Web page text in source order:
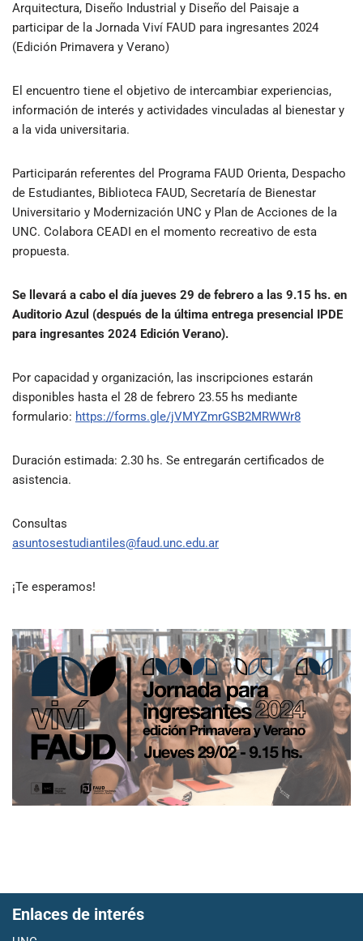
Arquitectura, Diseño Industrial y Diseño del Paisaje a
participar de la Jornada Viví FAUD para ingresantes 2024
(Edición Primavera y Verano)
El encuentro tiene el objetivo de intercambiar experiencias,
información de interés y actividades vinculadas al bienestar y
a la vida universitaria.
Participarán referentes del Programa FAUD Orienta, Despacho
de Estudiantes, Biblioteca FAUD, Secretaría de Bienestar
Universitario y Modernización UNC y Plan de Acciones de la
UNC. Colabora CEADI en el momento recreativo de esta
propuesta.
Se llevará a cabo el día jueves 29 de febrero a las 9.15 hs. en
Auditorio Azul (después de la última entrega presencial IPDE
para ingresantes 2024 Edición Verano).
Por capacidad y organización, las inscripciones estarán
disponibles hasta el 28 de febrero 23.55 hs mediante
formulario: https://forms.gle/jVMYZmrGSB2MRWWr8
Duración estimada: 2.30 hs. Se entregarán certificados de
asistencia.
Consultas
asuntosestudiantiles@faud.unc.edu.ar
¡Te esperamos!
Enlaces de interés